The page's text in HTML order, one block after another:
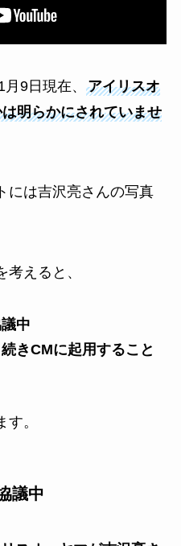
9日現在、 アイリスオ
明らかにされていませ
には吉沢亮さんの写真
えると、
中
きCMに起用すること
。
議中